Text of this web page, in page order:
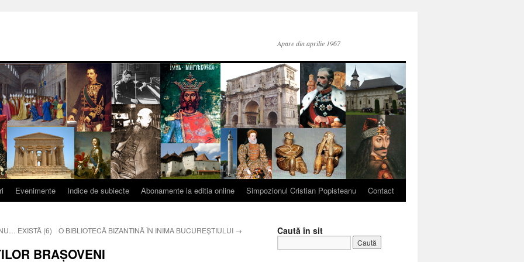
Apare din aprilie 1967
Evenimente Indice de subiecte Abonamente la editia online Simpozionul Cristian Popisteanu Contact
EXISTĂ (6) O BIBLIOTECĂ BIZANTINĂ ÎN INIMA BUCUREŞTIULUI →
BRAŞOVENI
Caută în sit